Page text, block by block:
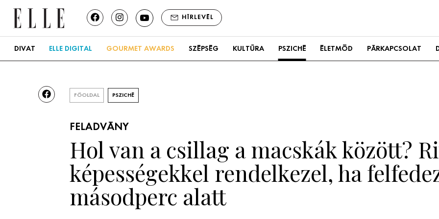
HÍRLEVÉL
DIVAT ELLE DIGITAL GOURMET AWARDS SZÉPSÉG KULTÚRA PSZICHÉ ÉLETMÓD PÁRKAPCSOLAT
FŐOLDAL PSZICHÉ
FELADVÁNY
Hol van a csillag a macskák között?
képességekkel rendelkezel, ha
másodperc alatt